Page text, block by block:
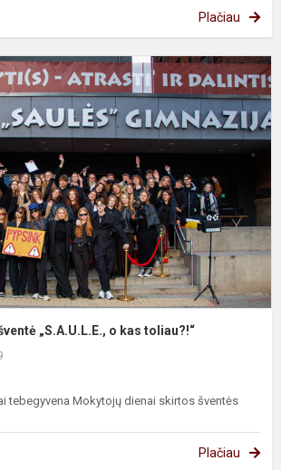
Plačiau
„S.A.U.L.E., o kas toliau?!“
tebegyvena Mokytojų dienai skirtos šventės
Plačiau